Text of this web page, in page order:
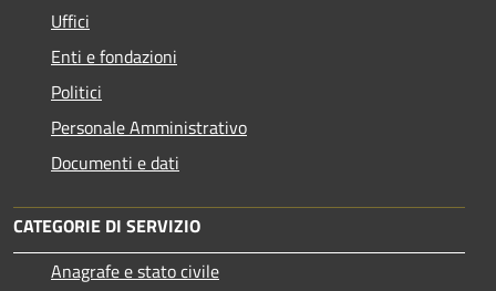
Uffici
Enti e fondazioni
Politici
Personale Amministrativo
Documenti e dati
CATEGORIE DI SERVIZIO
Anagrafe e stato civile